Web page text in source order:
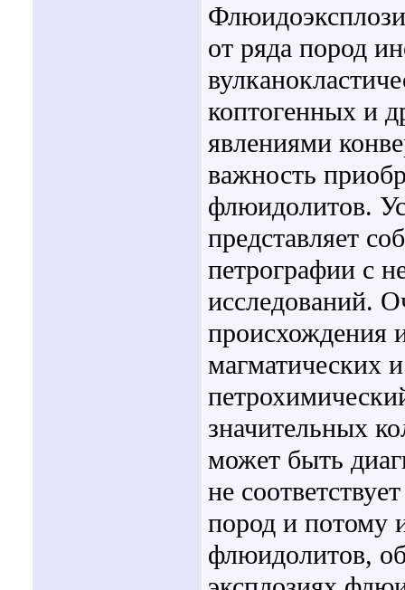
от ряда пород
коптогенных и
явлениями
важность
флюидолитов.
представляет
петрографии с
исследований.
происхождения
магматических
значительных
может быть
не
пород и потому
флюидолитов,